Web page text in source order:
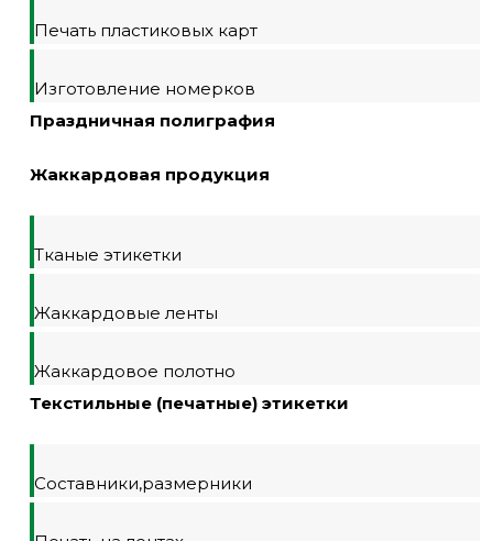
Печать пластиковых карт
Изготовление номерков
Праздничная полиграфия
Жаккардовая продукция
Тканые этикетки
Жаккардовые ленты
Жаккардовое полотно
Текстильные (печатные) этикетки
Составники,размерники